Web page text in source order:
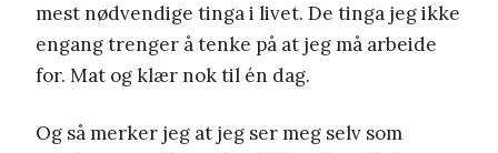
mest nødvendige tinga i livet. De tinga jeg ikke
engang trenger å tenke på at jeg må arbeide
for. Mat og klær nok til én dag.
Og så merker jeg at jeg ser meg selv som